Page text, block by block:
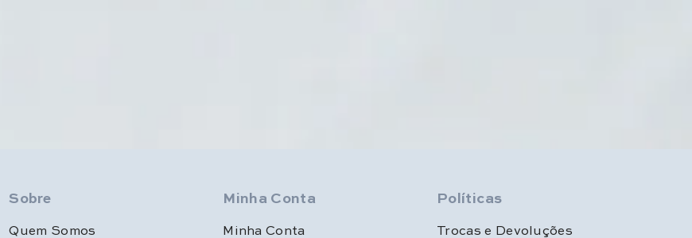
Sobre
Quem Somos
Minha Conta
Minha Conta
Políticas
Trocas e Devoluções